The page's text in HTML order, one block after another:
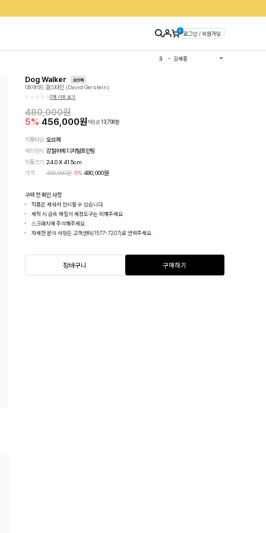
0 로그인 / 회원가입
1 유영국
4
이우환
Dog Walker 오브제
데이비드 걸스타인 (David Gerstein)
0개 리뷰 보기
480,000원
5% 456,000원적립금 13,700원
작품타입 오브제
제작방식 강철위에 디지털프린팅
작품크기 24.0X41.5cm
가격
456,000원 5%480,000원
구매 전 확인 사항
작품은 세워서 전시할 수 있습니다.
세척 시 금속 재질의 세정도구는 피해주세요.
스크래치에 주의해주세요.
자세한 문의 사항은 고객센터(1577-7207)로 연락주세요.
장바구니 구매하기